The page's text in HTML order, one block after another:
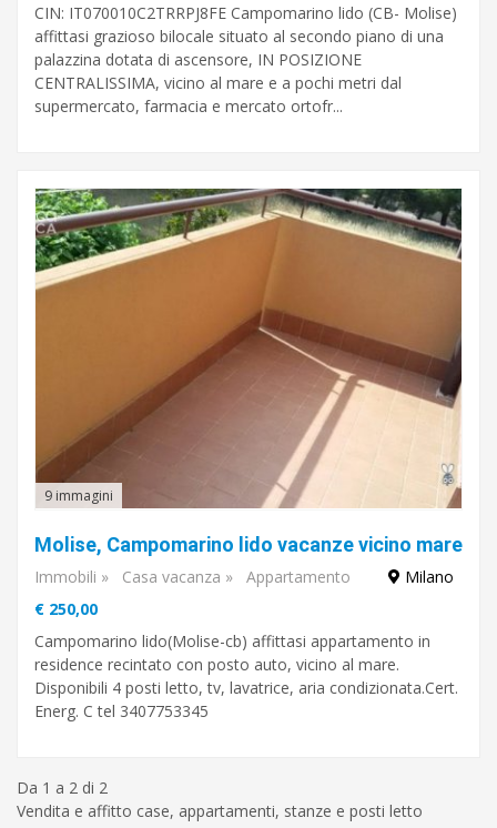
Milano
CIN: IT070010C2TRRPJ8FE Campomarino lido (CB- Molise)
affittasi grazioso bilocale situato al secondo piano di una
palazzina dotata di ascensore, IN POSIZIONE
CENTRALISSIMA, vicino al mare e a pochi metri dal
supermercato, farmacia e mercato ortofr...
9 immagini
Molise, Campomarino lido vacanze vicino mare
Immobili » Casa vacanza » Appartamento
Milano
€ 250,00
Campomarino lido(Molise-cb) affittasi appartamento in
residence recintato con posto auto, vicino al mare.
Disponibili 4 posti letto, tv, lavatrice, aria condizionata.Cert.
Energ. C tel 3407753345
Da 1 a 2 di 2
Vendita e affitto case, appartamenti, stanze e posti letto